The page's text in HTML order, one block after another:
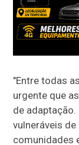
"Entre todas
urgente que
de
vulneráveis
comunidades